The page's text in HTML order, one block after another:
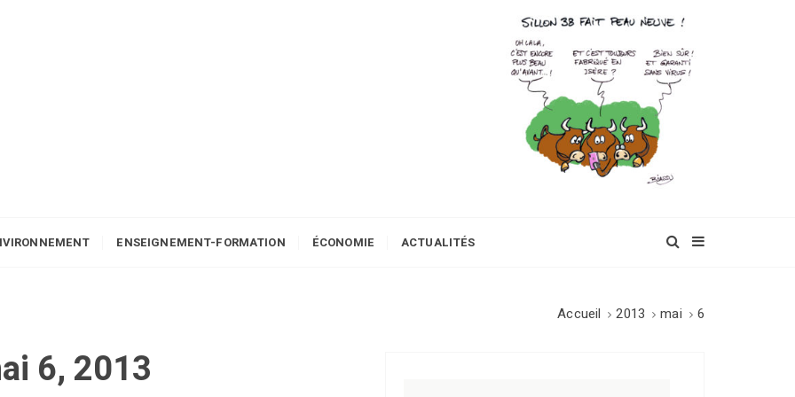
ENSEIGNEMENT-FORMATION ÉCONOMIE ACTUALITÉS
Accueil 2013 mai 6
6, 2013